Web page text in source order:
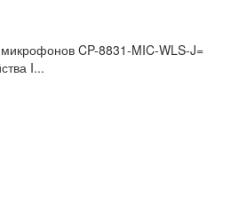
CP-8831-MIC-WLS-J=
I...